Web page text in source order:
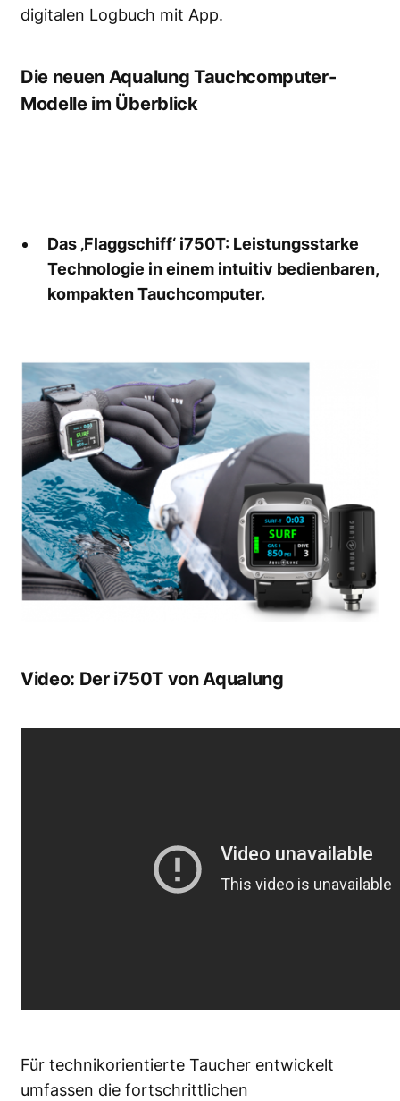
digitalen Logbuch mit App.
Die neuen Aqualung Tauchcomputer-
Modelle im Überblick
Das ‚Flaggschiff‘ i750T: Leistungsstarke
Technologie in einem intuitiv bedienbaren,
kompakten Tauchcomputer.
Video: Der i750T von Aqualung
Für technikorientierte Taucher entwickelt
umfassen die fortschrittlichen